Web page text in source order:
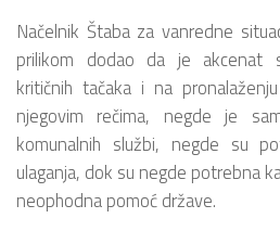
Načelnik Štaba za vanredne
prilikom dodao da je akcenat
kritičnih tačaka i na
njegovim rečima, negde je
komunalnih službi, negde su
ulaganja, dok su negde potrebna
neophodna pomoć države.